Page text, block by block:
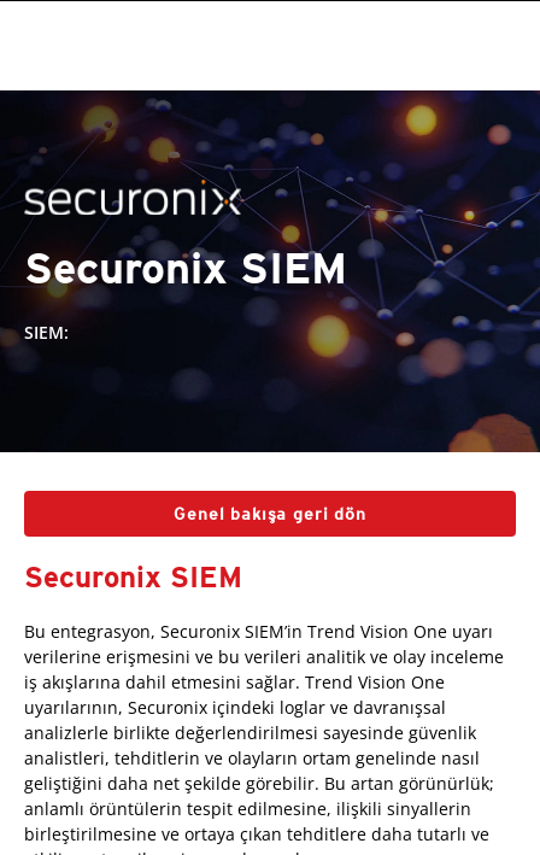
Securonix SIEM
SIEM:
Genel bakışa geri dön
Securonix SIEM
Bu entegrasyon, Securonix SIEM’in Trend Vision One uyarı
verilerine erişmesini ve bu verileri analitik ve olay inceleme
iş akışlarına dahil etmesini sağlar. Trend Vision One
uyarılarının, Securonix içindeki loglar ve davranışsal
analizlerle birlikte değerlendirilmesi sayesinde güvenlik
analistleri, tehditlerin ve olayların ortam genelinde nasıl
geliştiğini daha net şekilde görebilir. Bu artan görünürlük;
anlamlı örüntülerin tespit edilmesine, ilişkili sinyallerin
birleştirilmesine ve ortaya çıkan tehditlere daha tutarlı ve